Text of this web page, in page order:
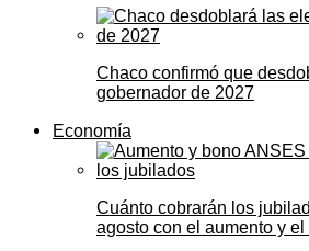
Chaco confirmó que
gobernador de 2027
Economía
Cuánto cobrarán los
agosto con el aumento y